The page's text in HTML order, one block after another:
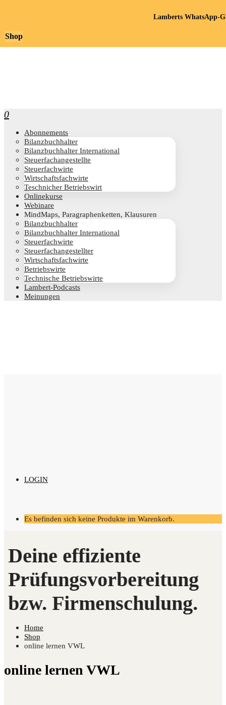
0
Abon­ne­ments
Bilanz­buch­hal­ter
Bilanz­buch­hal­ter International
Steu­er­fach­an­ge­stell­te
Steu­er­fach­wir­te
Wirt­schafts­fach­wir­te
Teschni­cher Betriebswirt
Online­kur­se
Web­i­na­re
Mind­Maps, Para­gra­phen­ket­ten, Klausuren
Bilanz­buch­hal­ter
Bilanz­buch­hal­ter International
Steu­er­fach­wir­te
Steu­er­fach­an­ge­stell­ter
Wirt­schafts­fach­wir­te
Betriebs­wir­te
Tech­ni­sche Betriebswirte
Lam­­bert-Pod­­casts
Mei­nun­gen
LOGIN
Es befinden sich keine Produkte im Warenkorb.
Home
Shop
online lernen VWL
online lernen VWL
Shop
Lamberts WhatsApp-